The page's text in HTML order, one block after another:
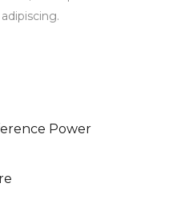
Power